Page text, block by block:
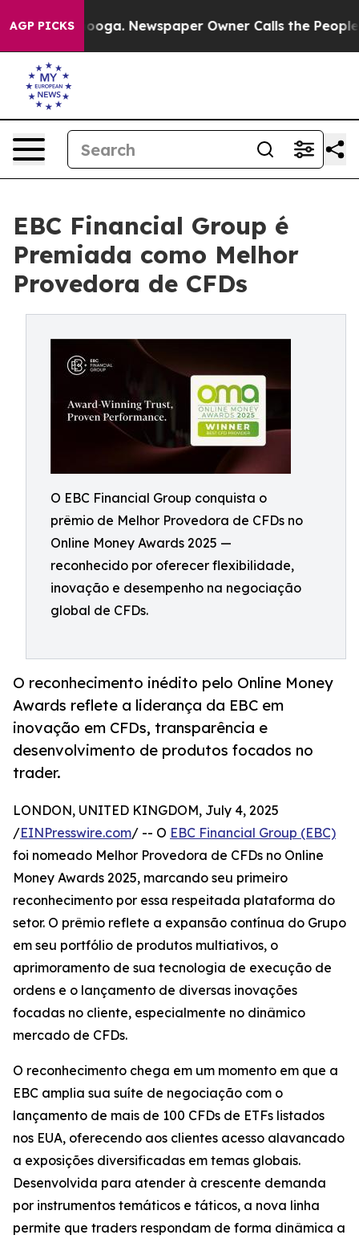
AGP PICKSNewspaper Owner Calls the People
EBC Financial Group é
Premiada como Melhor
Provedora de CFDs
O EBC Financial Group conquista o
prêmio de Melhor Provedora de CFDs no
Online Money Awards 2025 —
reconhecido por oferecer flexibilidade,
inovação e desempenho na negociação
global de CFDs.
O reconhecimento inédito pelo Online Money
Awards reflete a liderança da EBC em
inovação em CFDs, transparência e
desenvolvimento de produtos focados no
trader.
LONDON, UNITED KINGDOM, July 4, 2025
/EINPresswire.com/ -- O EBC Financial Group (EBC)
foi nomeado Melhor Provedora de CFDs no Online
Money Awards 2025, marcando seu primeiro
reconhecimento por essa respeitada plataforma do
setor. O prêmio reflete a expansão contínua do Grupo
em seu portfólio de produtos multiativos, o
aprimoramento de sua tecnologia de execução de
ordens e o lançamento de diversas inovações
focadas no cliente, especialmente no dinâmico
mercado de CFDs.
O reconhecimento chega em um momento em que a
EBC amplia sua suíte de negociação com o
lançamento de mais de 100 CFDs de ETFs listados
nos EUA, oferecendo aos clientes acesso alavancado
a exposições diversificadas em temas globais.
Desenvolvida para atender à crescente demanda
por instrumentos temáticos e táticos, a nova linha
permite que traders respondam de forma dinâmica a